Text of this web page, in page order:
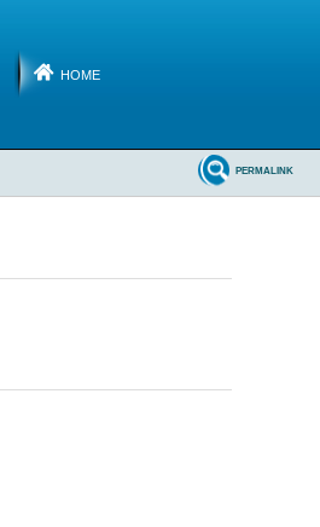
HOME
PERMALINK